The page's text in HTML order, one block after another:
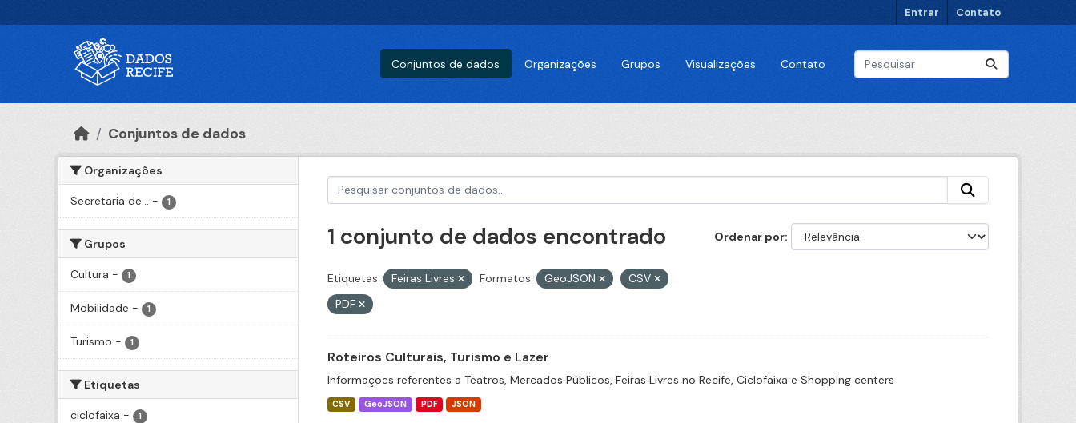
Entrar Contato
Conjuntos de dados Organizações Grupos Visualizações Contato
Conjuntos de dados
Organizações
Secretaria de... - 1
Grupos
Cultura - 1
Mobilidade - 1
Turismo - 1
Etiquetas
ciclofaixa - 1
Ordenar por
1 conjunto de dados encontrado
Etiquetas: Feiras Livres Formatos: GeoJSON
CSV
PDF
Roteiros Culturais, Turismo e Lazer
Informações referentes a Teatros, Mercados Públicos, Feiras Livres no Recife, Ciclofaixa e Shopping centers
CSV GeoJSON PDF JSON